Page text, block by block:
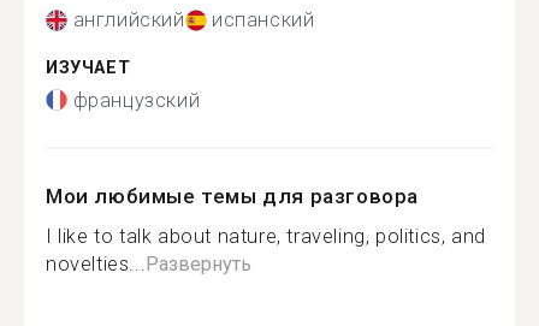
английский испанский
ИЗУЧАЕТ
французский
Мои любимые темы для разговора
I like to talk about nature, traveling, politics, and
novelties... Развернуть